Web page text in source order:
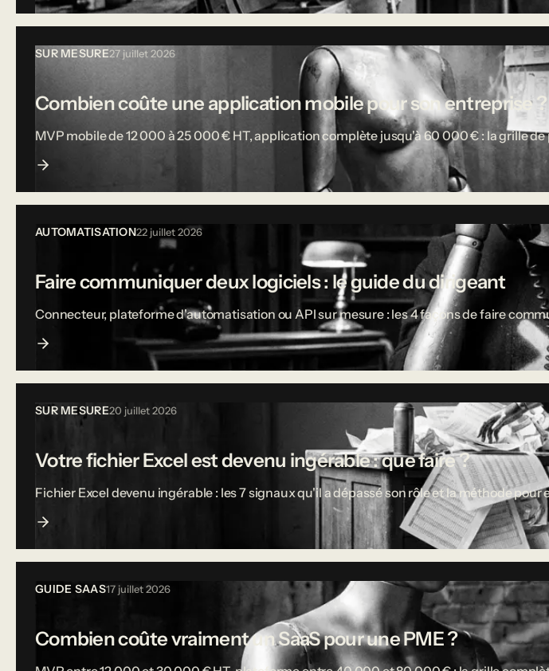
SUR MESURE27 juillet 2026
Combien coûte une application mobile pour son entreprise ?
MVP mobile de 12 000 à 25 000 € HT, application complète jusqu'à 60 000 € : la grille
AUTOMATISATION22 juillet 2026
Faire communiquer deux logiciels : le guide du dirigeant
Connecteur, plateforme d'automatisation ou API sur mesure : les 4 façons de faire
SUR MESURE20 juillet 2026
Votre fichier Excel est devenu ingérable : que faire ?
Fichier Excel devenu ingérable : les 7 signaux qu'il a dépassé son rôle et la méthode
GUIDE SAAS17 juillet 2026
Combien coûte vraiment un SaaS pour une PME ?